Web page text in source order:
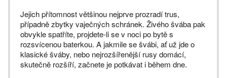
Jejich přítomnost většinou nejprve prozradí trus,
případně zbytky vaječných schránek. Živého švába pak
obvykle spatříte, projdete-li se v noci po bytě s
rozsvícenou baterkou. A jakmile se švábi, ať už jde o
klasické šváby, nebo nejrozšířenější rusy domácí,
skutečně rozšíří, začnete je potkávat i během dne.